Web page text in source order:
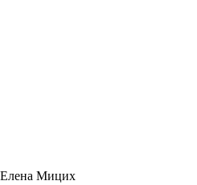
Елена Мицих